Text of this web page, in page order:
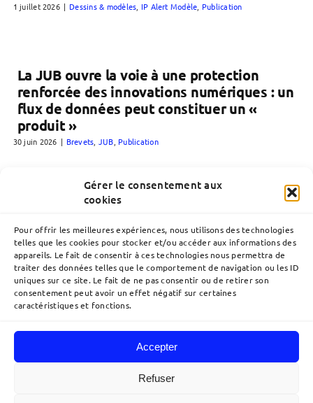
Gérer le consentement aux
cookies
Pour offrir les meilleures expériences, nous utilisons des technologies
telles que les cookies pour stocker et/ou accéder aux informations des
appareils. Le fait de consentir à ces technologies nous permettra de
traiter des données telles que le comportement de navigation ou les ID
uniques sur ce site. Le fait de ne pas consentir ou de retirer son
consentement peut avoir un effet négatif sur certaines
caractéristiques et fonctions.
Accepter
Refuser
1 juillet 2026 | Dessins & modèles IP Alert Modèle Publication
La JUB ouvre la voie à une protection
renforcée des innovations numériques : un
flux de données peut constituer un «
produit »
30 juin 2026 | Brevets JUB Publication
Navigation